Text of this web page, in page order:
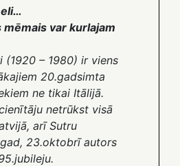
var kurlajam
(1920 – 1980) ir viens
20.gadsimta
ne tikai Itālijā.
netrūkst visā
arī Sutru
23.oktobrī autors
.